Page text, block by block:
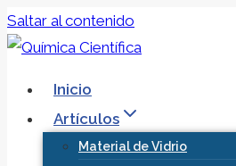
Saltar al contenido
Inicio
Artículos
Material de Vidrio